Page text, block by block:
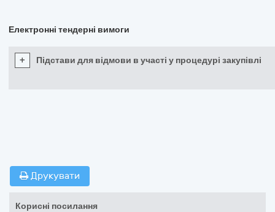
Електронні тендерні вимоги
+ Підстави для відмови в участі у процедурі закупівлі
Друкувати
Корисні посилання